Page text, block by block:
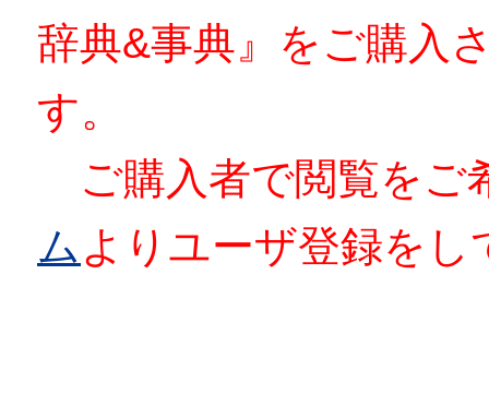
辞典&事典』をご購入
す。
ご購入者で閲覧をご
ム よりユーザ登録をし